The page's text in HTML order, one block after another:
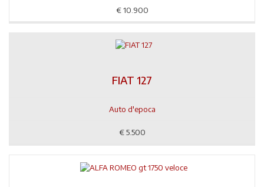
€ 10.900
FIAT 127
Auto d'epoca
€ 5.500